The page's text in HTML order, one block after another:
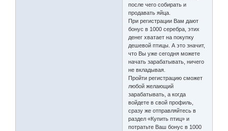
после чего собирать и
продавать яйца.
При регистрации Вам дают
бонус в 1000 серебра, этих
денег хватает на покупку
дешевой птицы. А это значит,
что Вы уже сегодня можете
начать зарабатывать, ничего
не вкладывая.
Пройти регистрацию сможет
любой желающий
зарабатывать, а когда
войдете в свой профиль,
сразу же отправляйтесь в
раздел «Купить птиц» и
потратьте Ваш бонус в 1000